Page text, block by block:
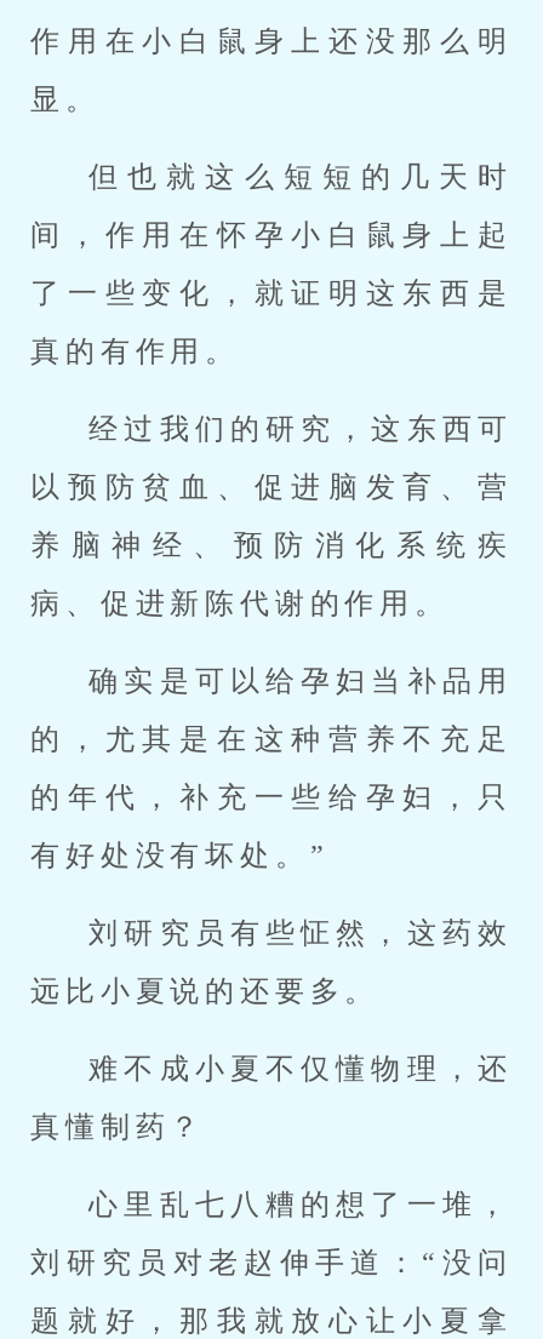
作用在小白鼠身上还没那么明
显。
但也就这么短短的几天时
间，作用在怀孕小白鼠身上起
了一些变化，就证明这东西是
真的有作用。
经过我们的研究，这东西可
以预防贫血、促进脑发育、营
养脑神经、预防消化系统疾
病、促进新陈代谢的作用。
确实是可以给孕妇当补品用
的，尤其是在这种营养不充足
的年代，补充一些给孕妇，只
有好处没有坏处。”
刘研究员有些怔然，这药效
远比小夏说的还要多。
难不成小夏不仅懂物理，还
真懂制药？
心里乱七八糟的想了一堆，
刘研究员对老赵伸手道：“没问
题就好，那我就放心让小夏拿